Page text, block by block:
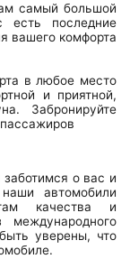
самый большой
есть последние
вашего комфорта
в любое место
и приятной,
Забронируйте
о вас и
автомобили
качества и
международного
уверены, что